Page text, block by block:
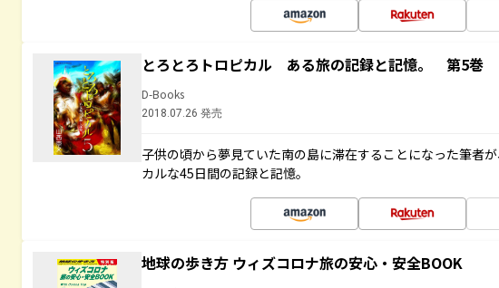
とろとろトロピカル ある旅の記録と記憶。 第5巻
D-Books
2018.07.26 発売
子供の頃から夢見ていた南の島に滞在することになった筆者
カルな45日間の記録と記憶。
地球の歩き方 ウィズコロナ旅の安心・安全BOOK